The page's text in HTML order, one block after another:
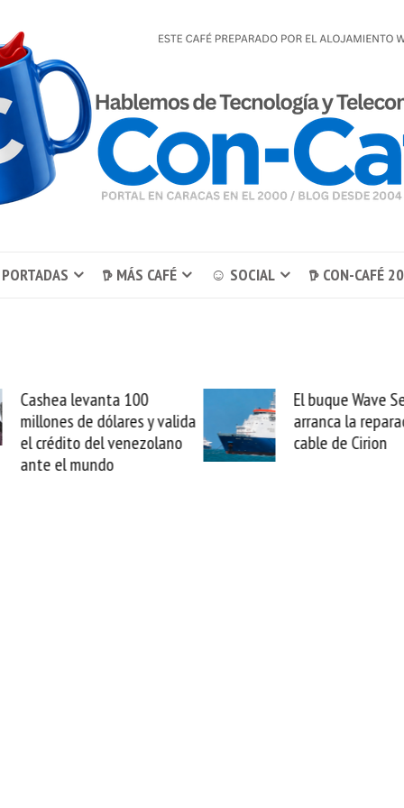
𖠚 MÁS CAFÉ ☺ SOCIAL 𖠚 CON-CAFÉ
El buque Wave Sentinel
arranca la reparación del
cable de Cirion
Uber se lleva
sabemos todo lo
mejorar
esta movida